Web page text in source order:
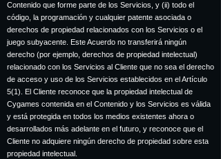
Contenido que forme parte de los Servicios, y (ii) todo el
código, la programación y cualquier patente asociada o
derechos de propiedad relacionados con los Servicios o el
juego subyacente. Este Acuerdo no transferirá ningún
derecho (por ejemplo, derechos de propiedad intelectual)
relacionado con los Servicios al Cliente que no sea el derecho
de acceso y uso de los Servicios establecidos en el Artículo
5(1). El Cliente reconoce que la propiedad intelectual de
Cygames contenida en el Contenido y los Servicios es válida
y está protegida en todos los medios existentes ahora o
desarrollados más adelante en el futuro, y reconoce que el
Cliente no adquiere ningún derecho de propiedad sobre esta
propiedad intelectual.